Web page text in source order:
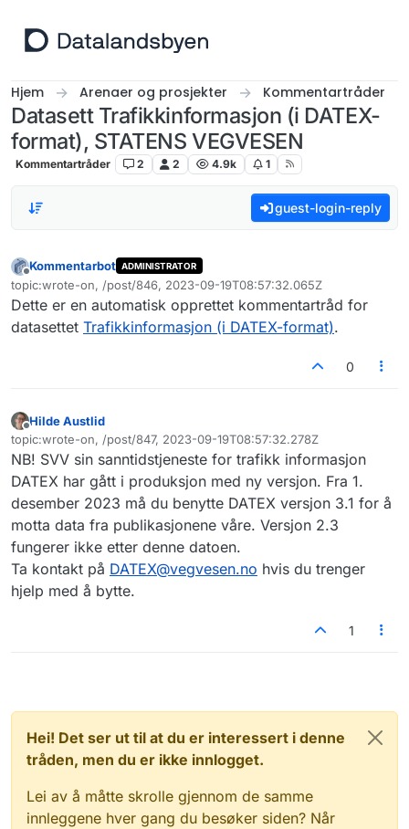
Hjem Arenaer og prosjekter Kommentartråder
Datasett Trafikkinformasjon (i DATEX-
format), STATENS VEGVESEN
Kommentartråder 2 2 4.9k 1
guest-login-reply
Frakoblet
Kommentarbot ADMINISTRATOR
topic:wrote-on, /post/846, 2023-09-19T08:57:32.065Z
Sist endret av
Dette er en automatisk opprettet kommentartråd for
datasettet Trafikkinformasjon (i DATEX-format).
0
Frakoblet
Hilde Austlid
topic:wrote-on, /post/847, 2023-09-19T08:57:32.278Z
Sist endret av
NB! SVV sin sanntidstjeneste for trafikk informasjon
DATEX har gått i produksjon med ny versjon. Fra 1.
desember 2023 må du benytte DATEX versjon 3.1 for å
motta data fra publikasjonene våre. Versjon 2.3
fungerer ikke etter denne datoen.
Ta kontakt på DATEX@vegvesen.no hvis du trenger
hjelp med å bytte.
1
Hei! Det ser ut til at du er interessert i denne
tråden, men du er ikke innlogget.
Lei av å måtte skrolle gjennom de samme
innleggene hver gang du besøker siden? Når